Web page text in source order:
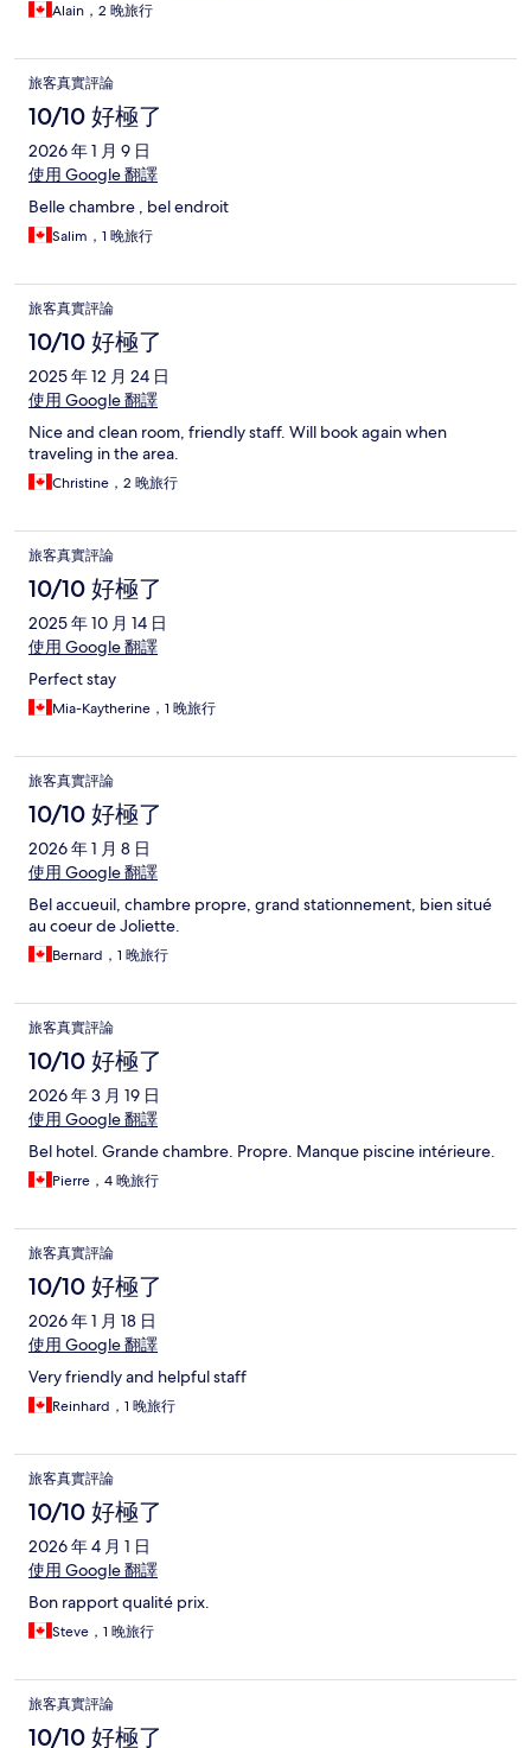
Alain，2 晚旅行
旅客真實評論
10/10 好極了
2026 年 1 月 9 日
使用 Google 翻譯
Belle chambre , bel endroit
Salim，1 晚旅行
旅客真實評論
10/10 好極了
2025 年 12 月 24 日
使用 Google 翻譯
Nice and clean room, friendly staff. Will book again when
traveling in the area.
Christine，2 晚旅行
旅客真實評論
10/10 好極了
2025 年 10 月 14 日
使用 Google 翻譯
Perfect stay
Mia-Kaytherine，1 晚旅行
旅客真實評論
10/10 好極了
2026 年 1 月 8 日
使用 Google 翻譯
Bel accueuil, chambre propre, grand stationnement, bien situé
au coeur de Joliette.
Bernard，1 晚旅行
旅客真實評論
10/10 好極了
2026 年 3 月 19 日
使用 Google 翻譯
Bel hotel. Grande chambre. Propre. Manque piscine intérieure.
Pierre，4 晚旅行
旅客真實評論
10/10 好極了
2026 年 1 月 18 日
使用 Google 翻譯
Very friendly and helpful staff
Reinhard，1 晚旅行
旅客真實評論
10/10 好極了
2026 年 4 月 1 日
使用 Google 翻譯
Bon rapport qualité prix.
Steve，1 晚旅行
旅客真實評論
10/10 好極了